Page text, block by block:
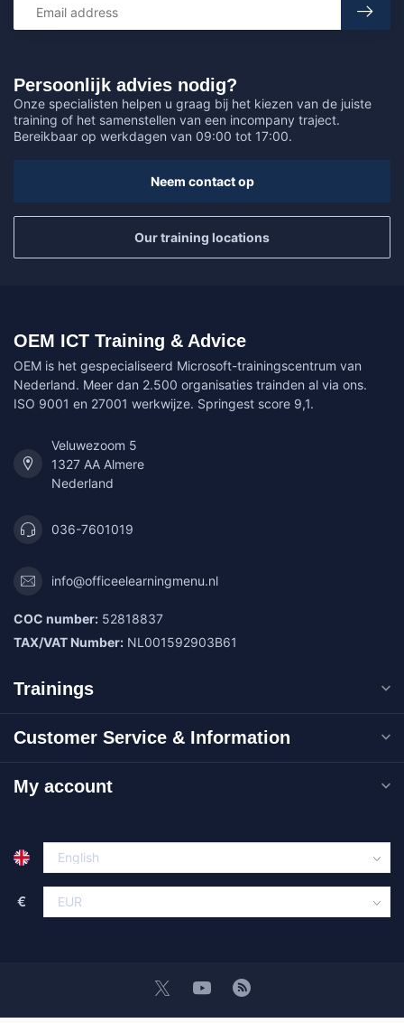
Persoonlijk advies nodig?
Onze specialisten helpen u graag bij het kiezen van de juiste
training of het samenstellen van een incompany traject.
Bereikbaar op werkdagen van 09:00 tot 17:00.
Neem contact op
Our training locations
OEM ICT Training & Advice
OEM is het gespecialiseerd Microsoft-trainingscentrum van
Nederland. Meer dan 2.500 organisaties trainden al via ons.
ISO 9001 en 27001 werkwijze. Springest score 9,1.
Veluwezoom 5
1327 AA Almere
Nederland
036-7601019
info@officeelearningmenu.nl
COC number: 52818837
TAX/VAT Number: NL001592903B61
Trainings
Customer Service & Information
My account
€